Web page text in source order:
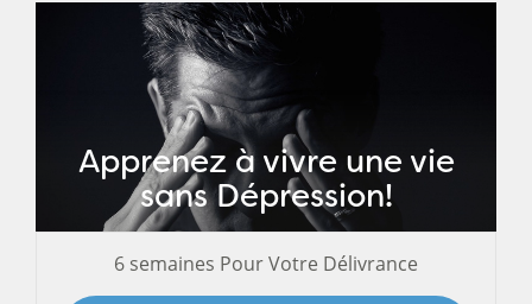
Apprenez à vivre une vie
sans Dépression!
6 semaines Pour Votre Délivrance